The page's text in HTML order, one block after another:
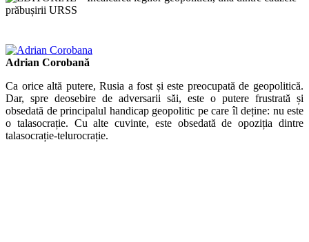
Adrian Corobană
Ca orice altă putere, Rusia a fost și este preocupată de geopolitică.
Dar, spre deosebire de adversarii săi, este o putere frustrată și
obsedată de principalul handicap geopolitic pe care îl deține: nu este
o talasocrație. Cu alte cuvinte, este obsedată de opoziția dintre
talasocrație-telurocrație.